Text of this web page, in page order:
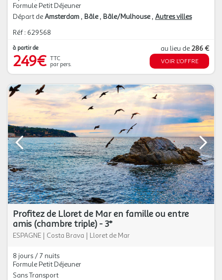
Formule Petit Déjeuner
Départ deAmsterdam Bâle Bâle/Mulhouse Autres villes
Réf : 629568
à partir de
249€ TTC
par pers.
au lieu de 286 €
VOIR L'OFFRE
Profitez de Lloret de Mar en famille ou entre
amis (chambre triple) - 3*
ESPAGNE | Costa Brava | Lloret de Mar
8 jours / 7 nuits
Formule Petit Déjeuner
Sans Transport